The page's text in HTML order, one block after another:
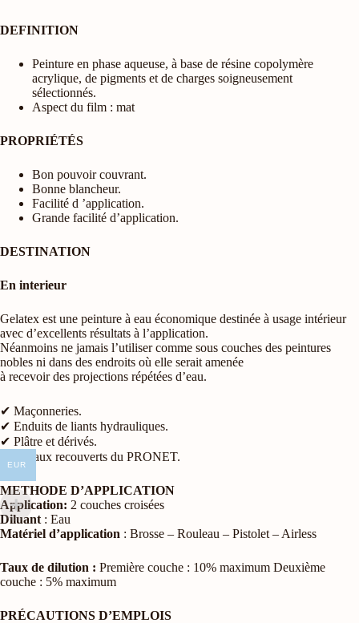
DEFINITION
Peinture en phase aqueuse, à base de résine copolymère
acrylique, de pigments et de charges soigneusement
sélectionnés.
Aspect du film : mat
PROPRIÉTÉS
Bon pouvoir couvrant.
Bonne blancheur.
Facilité d ’application.
Grande facilité d’application.
DESTINATION
En interieur
Gelatex est une peinture à eau économique destinée à usage intérieur
avec d’excellents résultats à l’application.
Néanmoins ne jamais l’utiliser comme sous couches des peintures
nobles ni dans des endroits où elle serait amenée
à recevoir des projections répétées d’eau.
✔ Maçonneries.
✔ Enduits de liants hydrauliques.
✔ Plâtre et dérivés.
✔ Métaux recouverts du PRONET.
METHODE D’APPLICATION
Application: 2 couches croisées
Diluant : Eau
Matériel d’application : Brosse – Rouleau – Pistolet – Airless
Taux de dilution : Première couche : 10% maximum Deuxième
couche : 5% maximum
PRÉCAUTIONS D’EMPLOIS
EUR